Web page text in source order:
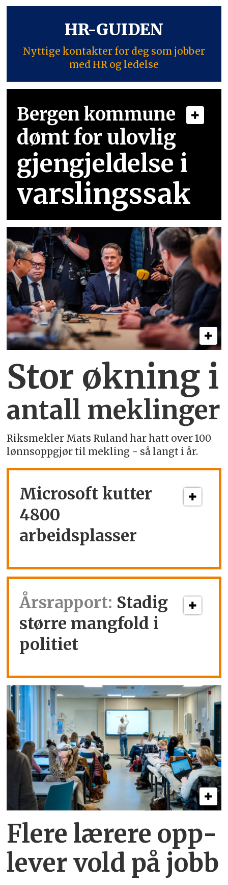
HR-GUIDEN
Nyttige kontakter for deg som jobber
med HR og ledelse
Bergen kommune
dømt for ulovlig
gjengjeldelse i
varslingssak
Stor økning i
antall meklinger
Riksmekler Mats Ruland har hatt over 100
lønnsoppgjør til mekling - så langt i år.
Microsoft kutter
4800
arbeidsplasser
Årsrapport: Stadig
større mangfold i
politiet
Flere lærere opp­
lever vold på jobb